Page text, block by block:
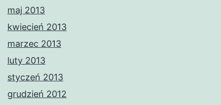
maj 2013
kwiecień 2013
marzec 2013
luty 2013
styczeń 2013
grudzień 2012